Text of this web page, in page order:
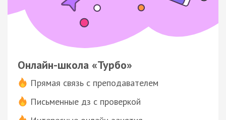
Онлайн-школа «Турбо»
Прямая связь с преподавателем
Письменные дз с проверкой